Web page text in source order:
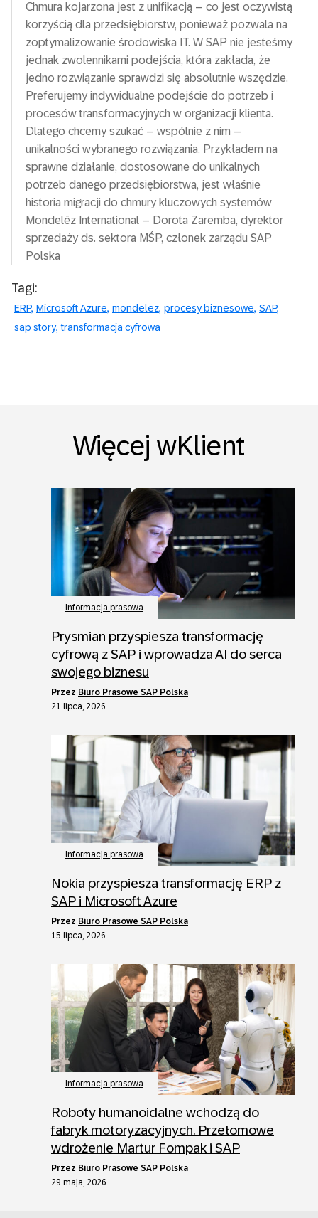
Chmura kojarzona jest z unifikacją – co jest oczywistą
korzyścią dla przedsiębiorstw, ponieważ pozwala na
zoptymalizowanie środowiska IT. W SAP nie jesteśmy
jednak zwolennikami podejścia, która zakłada, że
jedno rozwiązanie sprawdzi się absolutnie wszędzie.
Preferujemy indywidualne podejście do potrzeb i
procesów transformacyjnych w organizacji klienta.
Dlatego chcemy szukać – wspólnie z nim –
unikalności wybranego rozwiązania. Przykładem na
sprawne działanie, dostosowane do unikalnych
potrzeb danego przedsiębiorstwa, jest właśnie
historia migracji do chmury kluczowych systemów
Mondelēz International – Dorota Zaremba, dyrektor
sprzedaży ds. sektora MŚP, członek zarządu SAP
Polska
Tagi:
ERP Microsoft Azure mondelez procesy biznesowe SAP
sap story transformacja cyfrowa
Więcej wKlient
Informacja prasowa
Prysmian przyspiesza transformację
cyfrową z SAP i wprowadza AI do serca
swojego biznesu
przez Biuro Prasowe SAP Polska
21 lipca, 2026
Informacja prasowa
Nokia przyspiesza transformację ERP z
SAP i Microsoft Azure
przez Biuro Prasowe SAP Polska
15 lipca, 2026
Informacja prasowa
Roboty humanoidalne wchodzą do
fabryk motoryzacyjnych. Przełomowe
wdrożenie Martur Fompak i SAP
przez Biuro Prasowe SAP Polska
29 maja, 2026